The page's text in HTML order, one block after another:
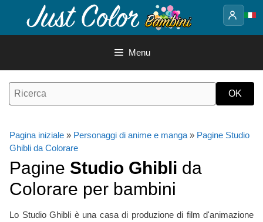
contenuto
Menu
Pagina iniziale » Personaggi di anime e manga » Pagine Studio
Ghibli da Colorare
Pagine Studio Ghibli da
Colorare per bambini
Lo Studio Ghibli è una casa di produzione di film d'animazione